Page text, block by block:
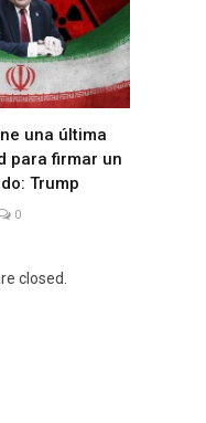
una última
para firmar un
Trump
0
closed.